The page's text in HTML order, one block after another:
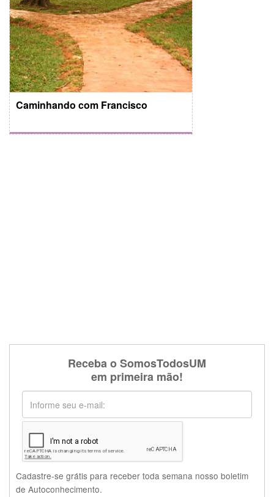
Caminhando com Francisco
Receba o SomosTodosUM
em primeira mão!
Cadastre-se grátis para receber toda semana nosso boletim
de Autoconhecimento.